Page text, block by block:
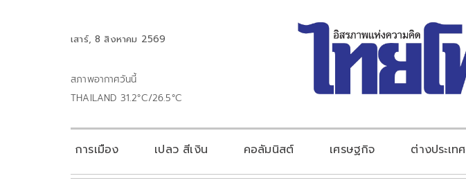
เสาร์, 8 สิงหาคม 2569
สภาพอากาศวันนี้
THAILAND 31.2°C/26.5°C
การเมือง เปลว สีเงิน คอลัมนิสต์ เศรษฐกิจ ต่างประเทศ